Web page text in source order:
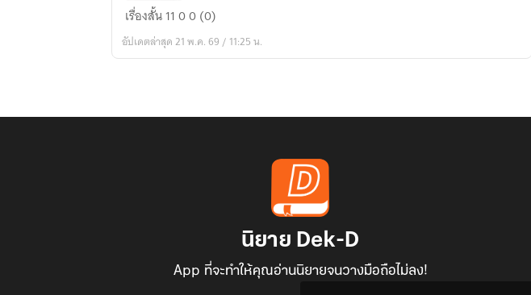
จันทรา
ใจ
เรื่องสั้น1100 (0)
อัปเดตล่าสุด 21 พ.ค. 69 / 11:25 น.
นิยาย Dek-D
App ที่จะทำให้คุณอ่านนิยายจนวางมือถือไม่ลง!